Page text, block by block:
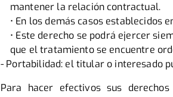
mantener la relación contractual.
• En los demás casos establecidos
• Este derecho se podrá ejercer
que el tratamiento se encuentre
- Portabilidad: el titular o interesado
Para hacer efectivos sus